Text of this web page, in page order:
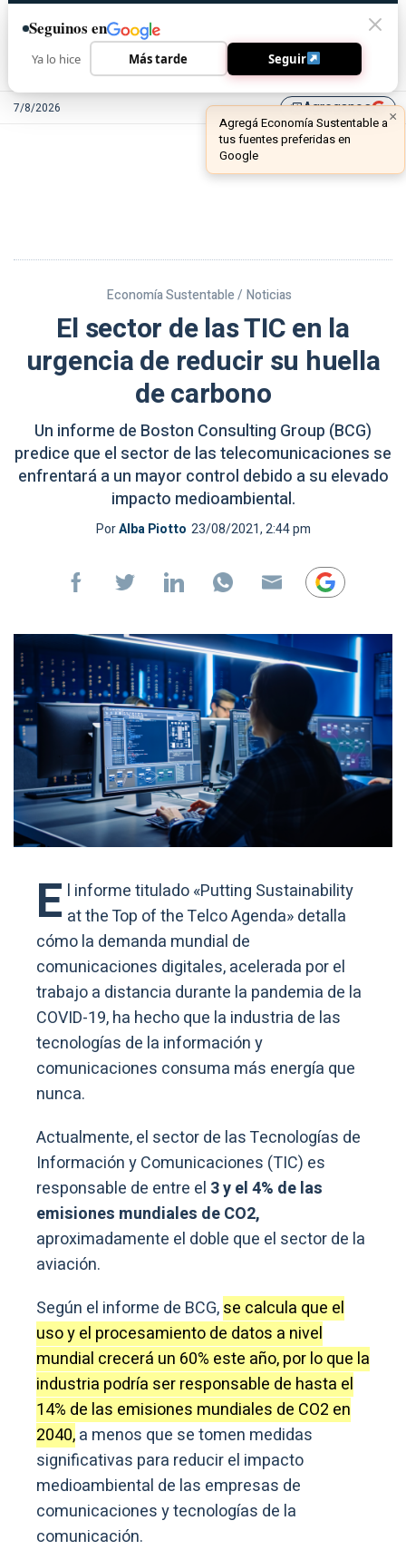
7/8/2026 library_addAgreganos
Economía Sustentable / Noticias
El sector de las TIC en la
urgencia de reducir su huella
de carbono
Un informe de Boston Consulting Group (BCG)
predice que el sector de las telecomunicaciones se
enfrentará a un mayor control debido a su elevado
impacto medioambiental.
PorAlba Piotto 23/08/2021, 2:44 pm
E l informe titulado «Putting Sustainability
at the Top of the Telco Agenda» detalla
cómo la demanda mundial de
comunicaciones digitales, acelerada por el
trabajo a distancia durante la pandemia de la
COVID-19, ha hecho que la industria de las
tecnologías de la información y
comunicaciones consuma más energía que
nunca.
Actualmente, el sector de las Tecnologías de
Información y Comunicaciones (TIC) es
responsable de entre el 3 y el 4% de las
emisiones mundiales de CO2,
aproximadamente el doble que el sector de la
aviación.
Según el informe de BCG,se calcula que el
uso y el procesamiento de datos a nivel
mundial crecerá un 60% este año, por lo que la
industria podría ser responsable de hasta el
14% de las emisiones mundiales de CO2 en
2040,a menos que se tomen medidas
significativas para reducir el impacto
medioambiental de las empresas de
comunicaciones y tecnologías de la
comunicación.
Seguinos en
Ya lo hice Más tarde Seguir